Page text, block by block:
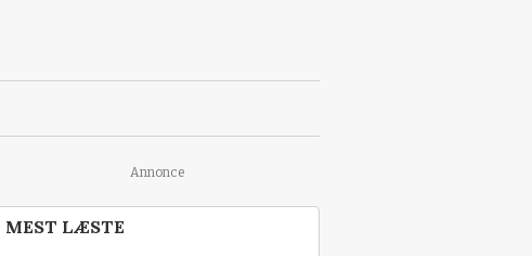
Annonce
MEST LÆSTE